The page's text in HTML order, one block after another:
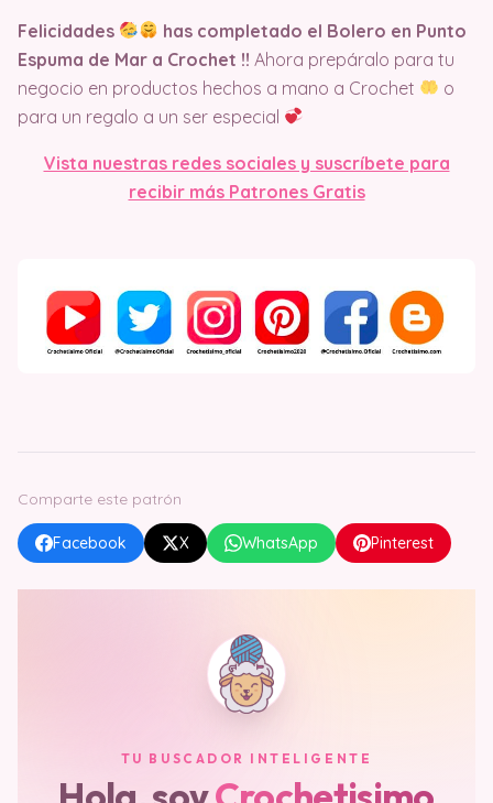
Felicidades
has completado el Bolero en Punto
Espuma de Mar a Crochet !! Ahora prepáralo para tu
negocio en productos hechos a mano a Crochet
o
para un regalo a un ser especial
Vista nuestras redes sociales y suscríbete para
recibir más Patrones Gratis
Comparte este patrón
Facebook X WhatsApp Pinterest
TU BUSCADOR INTELIGENTE